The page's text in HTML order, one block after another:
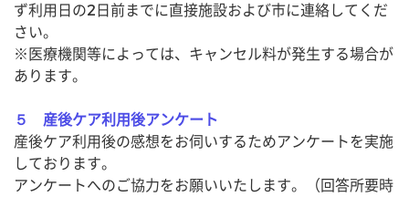
ず利用日の2日前までに直接施設および市に連絡してくだ
さい。
※医療機関等によっては、キャンセル料が発生する場合が
あります。
５ 産後ケア利用後アンケート
産後ケア利用後の感想をお伺いするためアンケートを実施
しております。
アンケートへのご協力をお願いいたします。（回答所要時